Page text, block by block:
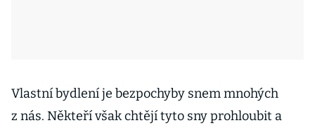
Vlastní bydlení je bezpochyby snem mnohých
z nás. Někteří však chtějí tyto sny prohloubit a